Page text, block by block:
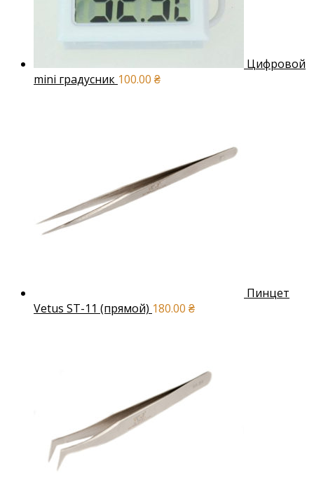
Цифровой
mini градусник 100.00 ₴
Пинцет
Vetus ST-11 (прямой) 180.00 ₴